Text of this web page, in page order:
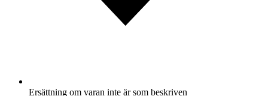
Ersättning om varan inte är som beskriven